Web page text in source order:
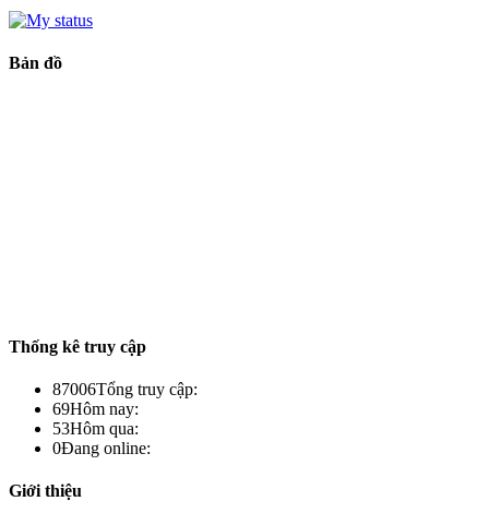
Bản đồ
Thống kê truy cập
87006Tổng truy cập:
69Hôm nay:
53Hôm qua:
0Đang online:
Giới thiệu